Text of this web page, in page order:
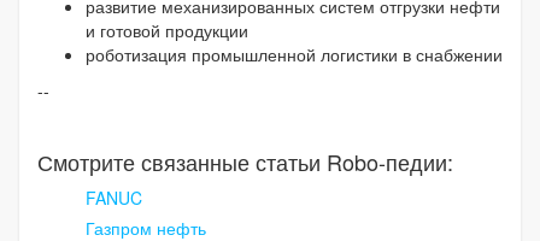
развитие механизированных систем отгрузки нефти
и готовой продукции
роботизация промышленной логистики в снабжении
--
Смотрите связанные статьи Robo-педии:
FANUC
Газпром нефть